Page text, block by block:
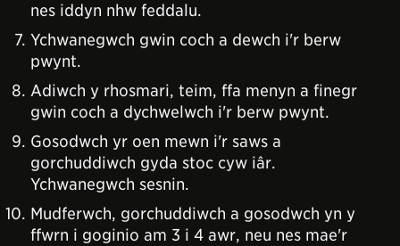
nes iddyn nhw feddalu.
Ychwanegwch gwin coch a dewch i'r berw
pwynt.
Adiwch y rhosmari, teim, ffa menyn a finegr
gwin coch a dychwelwch i'r berw pwynt.
Gosodwch yr oen mewn i'r saws a
gorchuddiwch gyda stoc cyw iâr.
Ychwanegwch sesnin.
Mudferwch, gorchuddiwch a gosodwch yn y
ffwrn i goginio am 3 i 4 awr, neu nes mae'r